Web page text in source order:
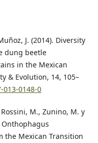
J. (2014). Diversity
dung beetle
in the Mexican
& Evolution, 14, 105–
0148-0
M., Zunino, M. y
Onthophagus
the Mexican Transition